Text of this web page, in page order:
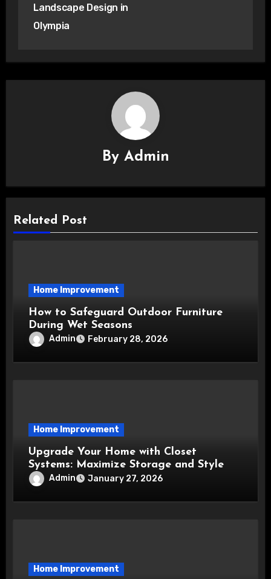
Landscape Design in
Olympia
By Admin
Related Post
Home Improvement
How to Safeguard Outdoor Furniture
During Wet Seasons
Admin February 28, 2026
Home Improvement
Upgrade Your Home with Closet
Systems: Maximize Storage and Style
Admin January 27, 2026
Home Improvement